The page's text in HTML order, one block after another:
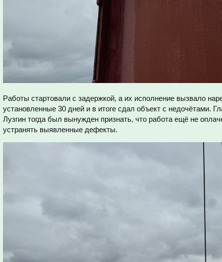
Работы стартовали с задержкой, а их исполнение вызвало
установленные 30 дней и в итоге сдал объект с недочётами.
Лузгин тогда был вынужден признать, что работа ещё не
устранять выявленные дефекты.